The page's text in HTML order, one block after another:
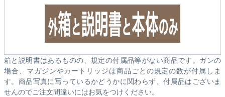
箱と説明書はあるものの、規定の付属品等がない商品です。ガンの
場合、マガジンやカートリッジは商品ごとの規定の数が付属しま
す。商品写真に写っているかどうかに関わらず、付属品はございま
せんのでご注文間違いにはお気をつけください。